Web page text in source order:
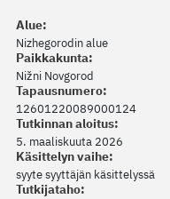
Alue:
Nizhegorodin alue
Paikkakunta:
Nižni Novgorod
Tapausnumero:
12601220089000124
Tutkinnan aloitus:
5. maaliskuuta 2026
Käsittelyn vaihe:
syyte syyttäjän käsittelyssä
Tutkijataho: